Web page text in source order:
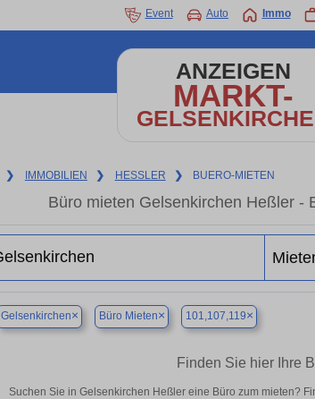
Event Auto Immo
ANZEIGEN
MARKT-
❯ IMMOBILIEN ❯ HESSLER ❯ BUERO-MIETEN
Büro mieten Gelsenkirchen Heßler -
Gelsenkirchen× Büro Mieten× 101,107,119×
Finden Sie hier Ihre
Suchen Sie in Gelsenkirchen Heßler eine Büro zum mieten?